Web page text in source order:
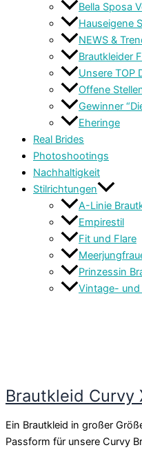
Bella Sposa
Hauseigene
NEWS &
Brautkleider
Unsere TOP
Offene
Gewinner
Eheringe
Real Brides
Photoshootings
Nachhaltigkeit
Stilrichtungen
A-Linie
Empirestil
Fit und Flare
Prinzessin
Vintage-
Brautkleid Curvy
Ein Brautkleid in großer
Passform für unsere Curvy